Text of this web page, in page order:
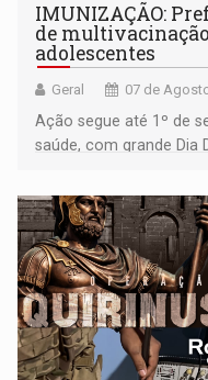
IMUNIZAÇÃO:
de
adolescentes
Geral 07 de
Ação segue até 1º de
saúde, com grande Dia